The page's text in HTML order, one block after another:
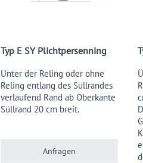
Typ E SY Plichtpersenning
Unter der Reling oder ohne
Reling entlang des Süllrandes
verlaufend Rand ab Oberkante
Süllrand 20 cm breit.
Anfragen